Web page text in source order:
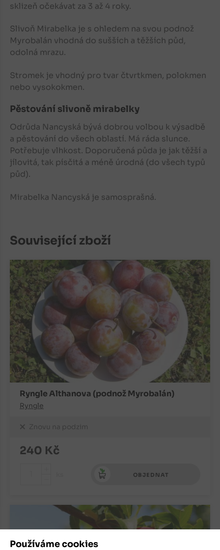
Používáme cookies
sklizeň očekávat za 3 až 4 roky.
Slivoň Mirabelka je s ohledem na svou podnož
Myrobalán vhodná do sušších a těžších půd,
odolná mrazu.
Stromek je vhodný pro tvar čtvrtkmen, polokmen
nebo vysokokmen.
Pěstování slivoně mirabelky
Odrůda Nancyská bývá dobrou volbou k výsadbě
a pěstování do všech oblastí. Má ráda slunce.
Potřebuje vlhkost. Doporučená půda je jak těžší a
jílovitá, tak písčitá a méně úrodná (do všech typů
půd).
Mirabelka Nancyská je samosprašná.
Související zboží
Ryngle Althanova (podnož Myrobalán)
Ryngle
Znovu na podzim
240 Kč
OBJEDNAT